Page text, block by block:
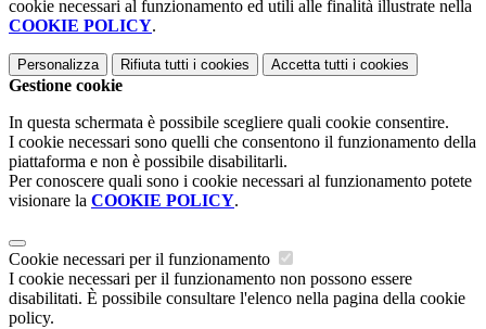
cookie necessari al funzionamento ed utili alle finalità illustrate nella
COOKIE POLICY.
Personalizza Rifiuta tutti i cookies Accetta tutti i cookies
Gestione cookie
In questa schermata è possibile scegliere quali cookie consentire.
I cookie necessari sono quelli che consentono il funzionamento della
piattaforma e non è possibile disabilitarli.
Per conoscere quali sono i cookie necessari al funzionamento potete
visionare la COOKIE POLICY.
Cookie necessari per il funzionamento
I cookie necessari per il funzionamento non possono essere
disabilitati. È possibile consultare l'elenco nella pagina della cookie
policy.